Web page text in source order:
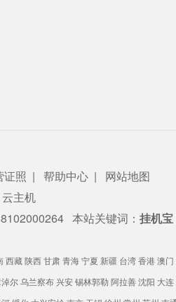
证照 | 帮助中心 |
网站地图
云主机
本站关键词： 挂机宝
西藏陕西甘肃青海宁夏 新疆 台湾香港澳门
尔乌兰察布 兴安锡林郭勒 阿拉善沈阳 大连